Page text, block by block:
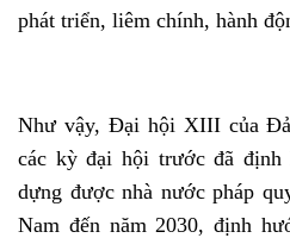
phát triển, liêm chính, hành
Như vậy, Đại hội XIII của
các kỳ đại hội trước đã định
dựng được nhà nước pháp
Nam đến năm 2030, định